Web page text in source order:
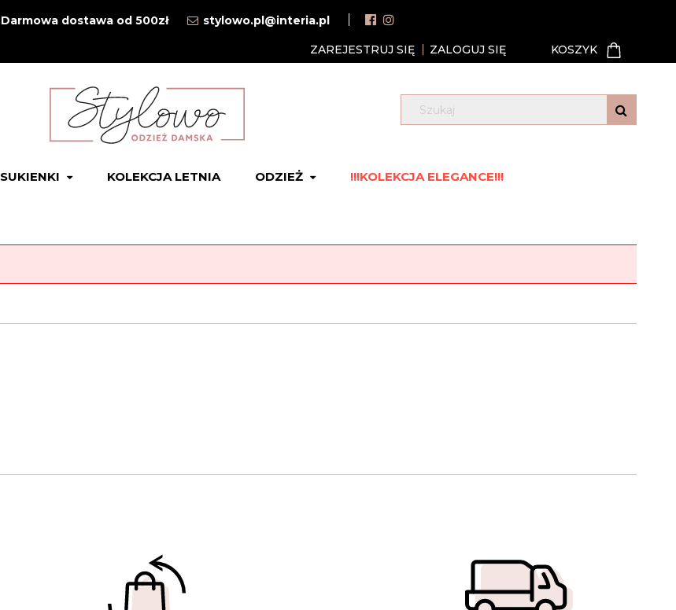
Darmowa dostawa od 500zł stylowo.pl@interia.pl
ZAREJESTRUJ SIĘ ZALOGUJ SIĘ
SUKIENKI KOLEKCJA LETNIA ODZIEŻ !!!KOLEKCJA ELEGANCE!!!